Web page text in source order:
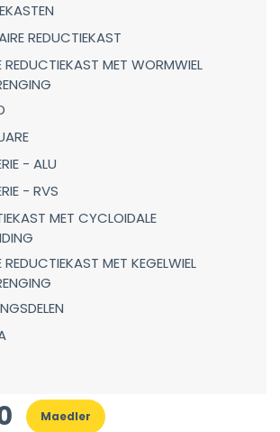
REDUCTIEKAST
REDUCTIEKAST MET WORMWIEL
- ALU
- RVS
MET CYCLOIDALE
MET KEGELWIEL
Maedler